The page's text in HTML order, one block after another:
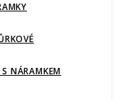
NÁRAMKEM